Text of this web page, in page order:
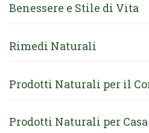
Benessere e Stile di Vita
Rimedi Naturali
Prodotti Naturali per il
Prodotti Naturali per